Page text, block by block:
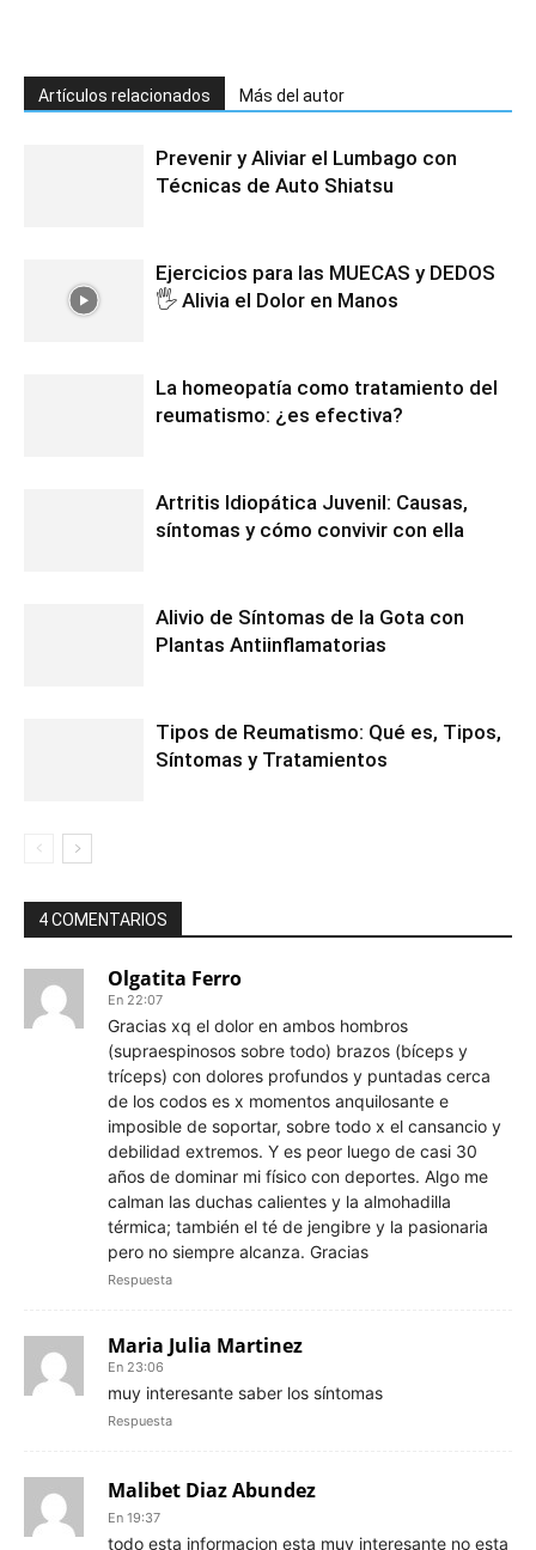
Artículos relacionados Más del autor
Prevenir y Aliviar el Lumbago con
Técnicas de Auto Shiatsu
Ejercicios para las MUECAS y DEDOS
🖐️ Alivia el Dolor en Manos
La homeopatía como tratamiento del
reumatismo: ¿es efectiva?
Artritis Idiopática Juvenil: Causas,
síntomas y cómo convivir con ella
Alivio de Síntomas de la Gota con
Plantas Antiinflamatorias
Tipos de Reumatismo: Qué es, Tipos,
Síntomas y Tratamientos
4 COMENTARIOS
Olgatita Ferro
En 22:07
Gracias xq el dolor en ambos hombros
(supraespinosos sobre todo) brazos (bíceps y
tríceps) con dolores profundos y puntadas cerca
de los codos es x momentos anquilosante e
imposible de soportar, sobre todo x el cansancio y
debilidad extremos. Y es peor luego de casi 30
años de dominar mi físico con deportes. Algo me
calman las duchas calientes y la almohadilla
térmica; también el té de jengibre y la pasionaria
pero no siempre alcanza. Gracias
Respuesta
Maria Julia Martinez
En 23:06
muy interesante saber los síntomas
Respuesta
Malibet Diaz Abundez
En 19:37
todo esta informacion esta muy interesante no esta